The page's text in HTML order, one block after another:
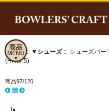
ホーム:: ▼シューズ:: シューズパー
(HAW-5)
商品97/120